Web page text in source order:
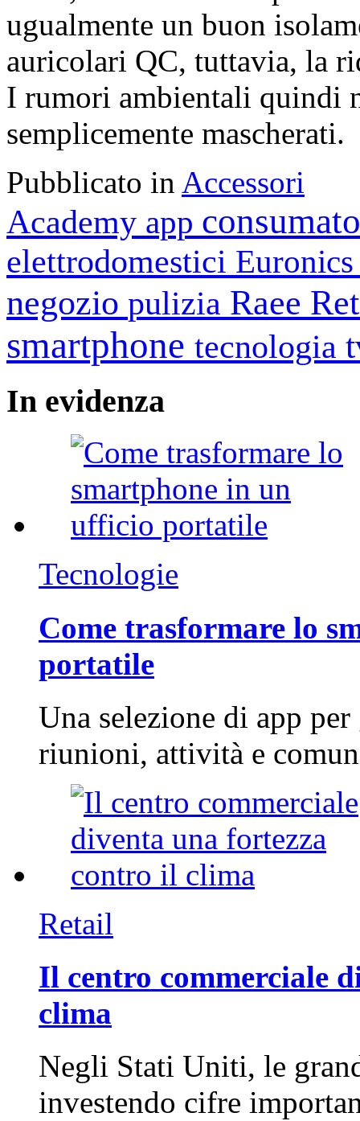
ugualmente un buon
auricolari QC, tuttavia, la
I rumori ambientali quindi
semplicemente mascherati.
Pubblicato in Accessori
Academy app
elettrodomestici
negozio pulizia Raee
smartphone tecnologia
In evidenza
Tecnologie
Come trasformare lo
portatile
Una selezione di app
riunioni, attività e
Retail
Il centro commerciale
clima
Negli Stati Uniti, le
investendo cifre